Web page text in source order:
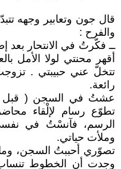
قال جون وتعابير وجهه
والفرح :
ــ فكّرتُ في الانتحار بعد
أقهر محنتي لولا الأمل
تتخلّ عني حبيبتي .
رائعة.
عشتُ في السجن ( قبل
تطوّع رسام لإلْقاء
الرسم، فآنسْتُ في
وملأت حياتي.
تصوّري أحببتُ السجن،
وجدت أن الخطوط